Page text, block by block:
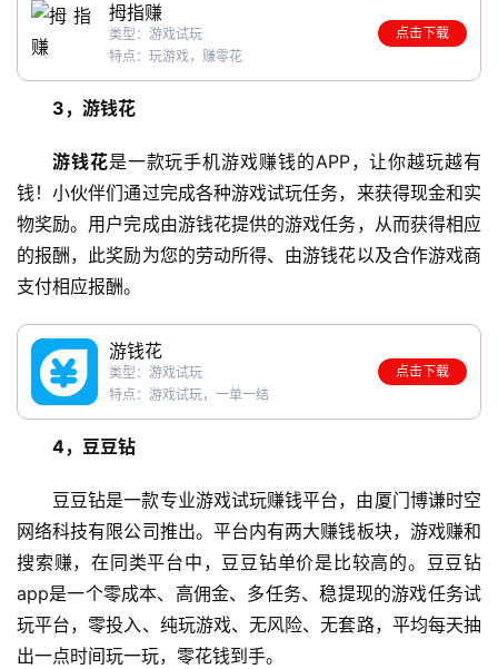
拇指赚
类型：游戏试玩
特点：玩游戏，赚零花
点击下载
3，游钱花
游钱花是一款玩手机游戏赚钱的APP，让你越玩越有
钱！小伙伴们通过完成各种游戏试玩任务，来获得现金和实
物奖励。用户完成由游钱花提供的游戏任务，从而获得相应
的报酬，此奖励为您的劳动所得、由游钱花以及合作游戏商
支付相应报酬。
游钱花
类型：游戏试玩
特点：游戏试玩，一单一结
点击下载
4，豆豆钻
豆豆钻是一款专业游戏试玩赚钱平台，由厦门博谦时空
网络科技有限公司推出。平台内有两大赚钱板块，游戏赚和
搜索赚，在同类平台中，豆豆钻单价是比较高的。豆豆钻
app是一个零成本、高佣金、多任务、稳提现的游戏任务试
玩平台，零投入、纯玩游戏、无风险、无套路，平均每天抽
出一点时间玩一玩，零花钱到手。